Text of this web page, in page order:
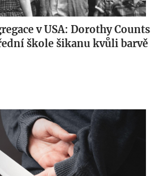
v USA: Dorothy Counts
škole šikanu kvůli barvě